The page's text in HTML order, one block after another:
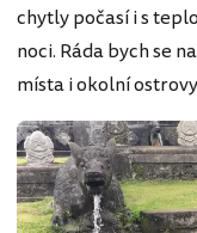
chytly počasí i s
noci. Ráda bych se
místa i okolní